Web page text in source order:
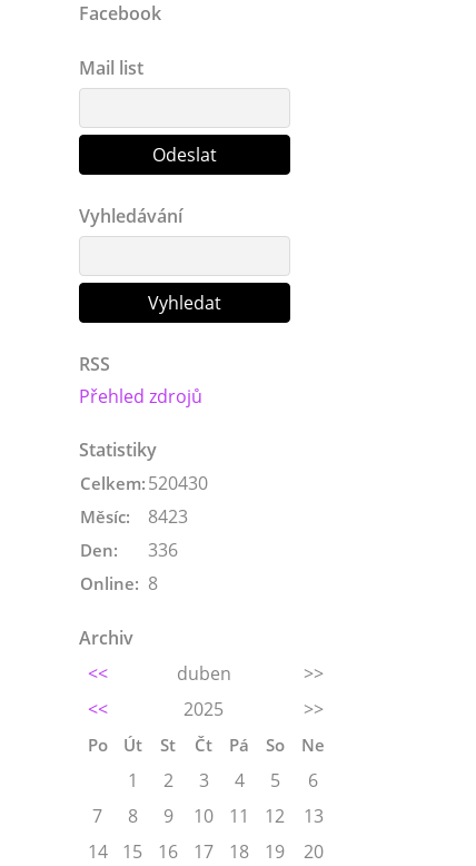
Facebook
Mail list
Vyhledávání
RSS
Přehled zdrojů
Statistiky
Online: 8
Celkem: 520430
Měsíc: 8423
Den: 336
Archiv
<<
duben
>>
<<
2025 >>
Po Út St Čt Pá So Ne
1 2 3 4 5
6
7
8 9 10 11 12
13
14
15 16 17 18 19 20